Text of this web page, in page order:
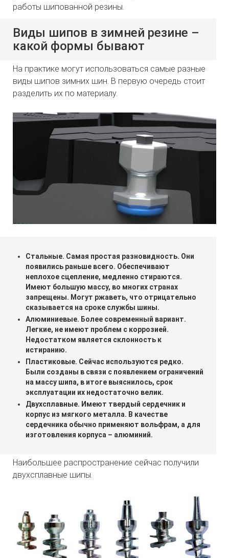
работы шипованной резины.
Виды шипов в зимней резине –
какой формы бывают
На практике могут использоваться самые разные
виды шипов зимних шин. В первую очередь стоит
разделить их по материалу.
Стальные. Самая простая разновидность. Они
появились раньше всего. Обеспечивают
неплохое сцепление, медленно стираются.
Имеют большую массу, во многих странах
запрещены. Могут ржаветь, что отрицательно
сказывается на сроке службы шины.
Алюминиевые. Более современный вариант.
Легкие, не имеют проблем с коррозией.
Недостатком является склонность к
истиранию.
Пластиковые. Сейчас используются редко.
Были созданы в связи с появлением ограничений
на массу шипа, в итоге выяснилось, срок
эксплуатации их недостаточно велик.
Двухсплавные. Имеют твердый сердечник и
корпус из мягкого металла. В качестве
сердечника обычно применяют вольфрам, а для
изготовления корпуса – алюминий.
Наибольшее распространение сейчас получили
двухсплавные шипы.